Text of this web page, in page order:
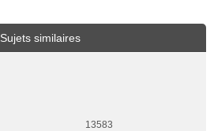
Sujets similaires
13583